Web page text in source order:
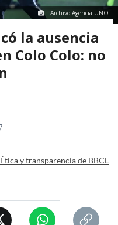
Archivo Agencia UNO
la ausencia
Colo Colo: no
Ética y transparencia de BBCL